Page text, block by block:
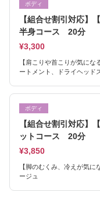
ボディ
【組合せ割引対応】
半身コース 20分
¥3,300
【肩こりや首こりが気に
ートメント、ドライヘッド
ボディ
【組合せ割引対応】
ットコース 20分
¥3,850
【脚のむくみ、冷えが気
ージュ